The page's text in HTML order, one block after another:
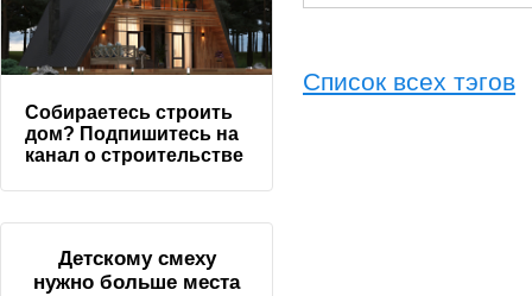
Список всех тэгов
Собираетесь строить
дом? Подпишитесь на
канал о строительстве
Детскому смеху
нужно больше места